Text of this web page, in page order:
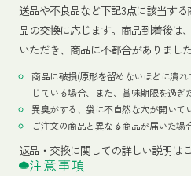
送品や不良品など下記3点に該当す
品の交換に応じます。商品到着後は
いただき、商品に不都合がありまし
商品に破損(原形を留めないほどに潰
じている場合、また、賞味期限を過ぎ
異臭がする、袋に不自然な穴が開いて
ご注文の商品と異なる商品が届いた場
返品・交換に関しての詳しい説明は
注意事項